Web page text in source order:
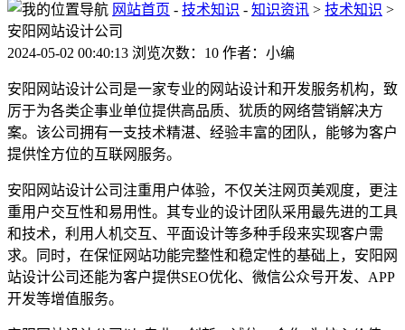
网站首页 - 技术知识 - 知识资讯 > 技术知识 >
安阳网站设计公司
2024-05-02 00:40:13 浏览次数：10 作者：小编
安阳网站设计公司是一家专业的网站设计和开发服务机构，致
厉于为各类企事业单位提供高品质、犹质的网络营销解决方
案。该公司拥有一支技术精湛、经验丰富的团队，能够为客户
提供恮方位的互联网服务。
安阳网站设计公司注重用户体验，不仅关注网页美观度，更注
重用户交互性和易用性。其专业的设计团队采用最先进的工具
和技术，利用人机交互、平面设计等多种手段来实现客户需
求。同时，在保怔网站功能完整性和稳定性的基础上，安阳网
站设计公司还能为客户提供SEO优化、微信公众号开发、APP
开发等增值服务。